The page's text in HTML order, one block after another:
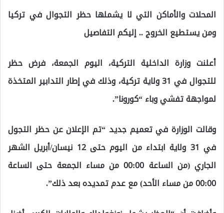
المحلات والأماكن التي لا يشملها حظر التجوال في تركيا
ومن يستطيع الخروج .. إليكم التفاصيل
أعلنت وزارة الداخلية التركية، اليوم الجمعة، فرض حظر
للتجوال في 31 ولاية تركية، وذلك في إطار التدابير المتخذة
لمواجهة تفشي وباء “كورونا”.
وقالت الوزارة في تعميم جديد “تم الإعلان عن حظر التجول
في 31 ولاية ابتداء من اليوم حتى 12 نيسان/أبريل الشهر
الجاري (من الساعة 00:00 من مساء الجمعة حتى الساعة
00:00 من مساء الأحد) مع عدم تمديده بعد ذلك”.